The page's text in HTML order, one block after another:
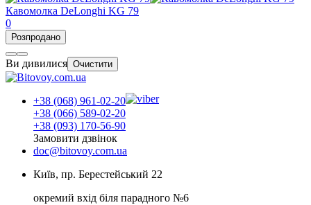
Кавомолка DeLonghi KG 79
0
Розпродано
Ви дивилися Очистити
+38 (068) 961-02-20
+38 (066) 589-02-20
+38 (093) 170-56-90
Замовити дзвінок
doc@bitovoy.com.ua
Київ, пр. Берестейський 22
окремий вхід біля парадного №6